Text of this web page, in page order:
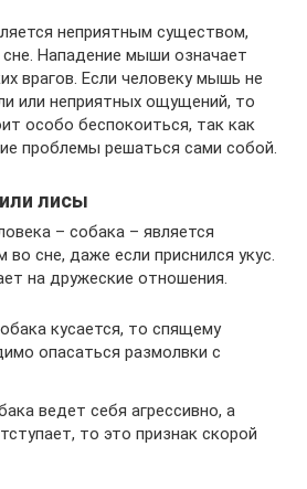
неприятным существом,
Нападение мыши означает
врагов. Если человеку мышь не
или неприятных ощущений, то
особо беспокоиться, так как
проблемы решаться сами собой.
лисы
– собака – является
сне, даже если приснился укус.
на дружеские отношения.
кусается, то спящему
опасаться размолвки с
ведет себя агрессивно, а
то это признак скорой